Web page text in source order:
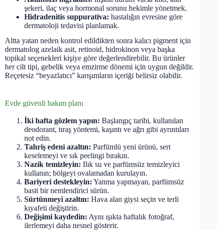
şekeri, ilaç veya hormonal sorunu hekimle yönetmek.
Hidradenitis suppurativa: hastalığın evresine göre
dermatoloji tedavisi planlamak.
Altta yatan neden kontrol edildikten sonra kalıcı pigment için
dermatolog azelaik asit, retinoid, hidrokinon veya başka
topikal seçenekleri kişiye göre değerlendirebilir. Bu ürünler
her cilt tipi, gebelik veya emzirme dönemi için uygun değildir.
Reçetesiz “beyazlatıcı” karışımların içeriği belirsiz olabilir.
Evde güvenli bakım planı
İki hafta gözlem yapın: Başlangıç tarihi, kullanılan
deodorant, tıraş yöntemi, kaşıntı ve ağrı gibi ayrıntıları
not edin.
Tahriş edeni azaltın: Parfümlü yeni ürünü, sert
keselemeyi ve sık peelingi bırakın.
Nazik temizleyin: Ilık su ve parfümsüz temizleyici
kullanın; bölgeyi ovalamadan kurulayın.
Bariyeri destekleyin: Yanma yapmayan, parfümsüz
basit bir nemlendirici sürün.
Sürtünmeyi azaltın: Hava alan giysi seçin ve terli
kıyafeti değiştirin.
Değişimi kaydedin: Aynı ışıkta haftalık fotoğraf,
ilerlemeyi daha nesnel gösterir.